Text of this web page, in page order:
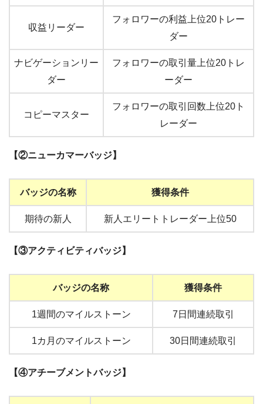
収益リーダー
フォロワーの利益上位20トレー
ダー
ナビゲーションリー
ダー
フォロワーの取引量上位20トレ
ーダー
コピーマスター
フォロワーの取引回数上位20ト
レーダー
【②ニューカマーバッジ】
バッジの名称 獲得条件
期待の新人 新人エリートトレーダー上位50
【③アクティビティバッジ】
バッジの名称 獲得条件
1週間のマイルストーン 7日間連続取引
1カ月のマイルストーン 30日間連続取引
【④アチーブメントバッジ】